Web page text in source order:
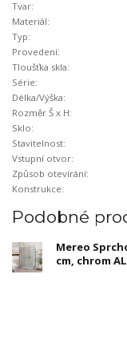
Tvar:
Materiál:
Typ:
Provedení:
Tloušťka skla:
Série:
Délka/Výška:
Rozměr Š x H:
Sklo:
Stavitelnost:
Vstupní otvor:
Způsob otevírání:
Konstrukce:
Podobné
Mereo
cm, chrom